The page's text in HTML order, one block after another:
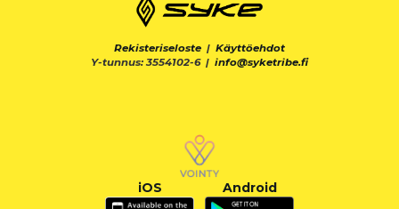
Rekisteriseloste | Käyttöehdot
Y-tunnus: 3554102-6 | info@syketribe.fi
iOS Android